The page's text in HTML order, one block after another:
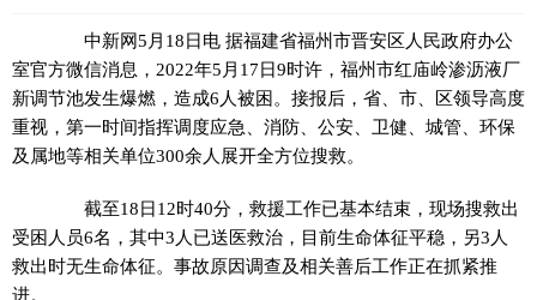
中新网5月18日电 据福建省福州市晋安区人民政府办公
室官方微信消息，2022年5月17日9时许，福州市红庙岭渗沥液厂
新调节池发生爆燃，造成6人被困。接报后，省、市、区领导高度
重视，第一时间指挥调度应急、消防、公安、卫健、城管、环保
及属地等相关单位300余人展开全方位搜救。
截至18日12时40分，救援工作已基本结束，现场搜救出
受困人员6名，其中3人已送医救治，目前生命体征平稳，另3人
救出时无生命体征。事故原因调查及相关善后工作正在抓紧推
进。